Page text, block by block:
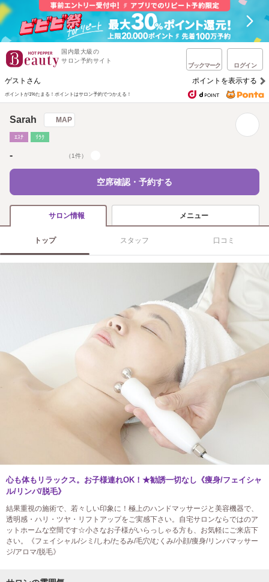
国内最大級の
サロン予約サイト
ブックマーク ログイン
ゲストさん ポイントを表示する
ポイントが1%たまる！ ポイントはサロン予約でつかえる！
Sarah MAP
ｴｽﾃ ﾘﾗｸ
- （1件）
空席確認・予約する
サロン情報 メニュー
トップ スタッフ 口コミ
心も体もリラックス。お子様連れOK！★勧誘一切なし《痩身/フェイシャ
ル/リンパ/脱毛》
結果重視の施術で、若々しい印象に！極上のハンドマッサージと美容機器で、
透明感・ハリ・ツヤ・リフトアップをご実感下さい。自宅サロンならではのア
ットホームな空間です☆小さなお子様がいらっしゃる方も、お気軽にご来店下
さい。《フェイシャル/シミ/しわ/たるみ/毛穴/むくみ/小顔/痩身/リンパマッサー
ジ/アロマ/脱毛》